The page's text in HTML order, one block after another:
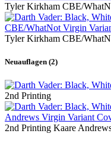
Tyler Kirkham CBE/
Tyler Kirkham CBE/
Neuauflagen (2)
2nd Printing
2nd Printing Kaare